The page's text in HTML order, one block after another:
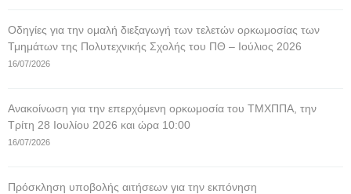
Οδηγίες για την ομαλή διεξαγωγή των τελετών ορκωμοσίας των
Τμημάτων της Πολυτεχνικής Σχολής του ΠΘ – Ιούλιος 2026
16/07/2026
Ανακοίνωση για την επερχόμενη ορκωμοσία του ΤΜΧΠΠΑ, την
Τρίτη 28 Ιουλίου 2026 και ώρα 10:00
16/07/2026
Πρόσκληση υποβολής αιτήσεων για την εκπόνηση